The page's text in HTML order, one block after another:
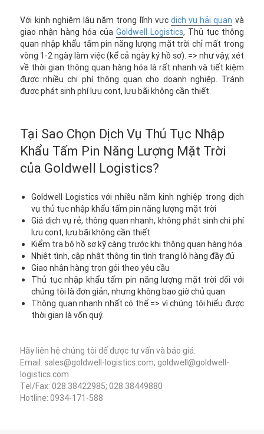
Với kinh nghiệm lâu năm trong lĩnh vực dịch vụ hải quan và
giao nhận hàng hóa của Goldwell Logistics, Thủ tục thông
quan nhập khẩu tấm pin năng lượng mặt trời chỉ mất trong
vòng 1-2 ngày làm việc (kể cả ngày ký hồ sơ). => như vậy, xét
về thời gian thông quan hàng hóa là rất nhanh và tiết kiệm
được nhiều chi phí thông quan cho doanh nghiệp. Tránh
đươc phát sinh phí lưu cont, lưu bãi không cần thiết.
Tại Sao Chọn Dịch Vụ Thủ Tục Nhập
Khẩu Tấm Pin Năng Lượng Mặt Trời
của Goldwell Logistics?
Goldwell Logistics với nhiều năm kinh nghiệp trong dịch
vụ thủ tục nhập khẩu tấm pin năng lượng mặt trời
Giá dịch vụ rẻ, thông quan nhanh, không phát sinh chi phí
lưu cont, lưu bãi không cần thiết
Kiểm tra bộ hồ sơ kỹ càng trước khi thông quan hàng hóa
Nhiệt tình, cập nhật thông tin tình trạng lô hàng đầy đủ
Giao nhận hàng trọn gói theo yêu cầu
Thủ tục nhập khẩu tấm pin năng lượng mặt trời đối với
chúng tôi là đơn giản, nhưng không bao giờ chủ quan.
Thông quan nhanh nhất có thể => vì chúng tôi hiểu được
thời gian là vốn quý.
Hãy liên hệ chúng tôi để được tư vấn và báo giá:
Email: sales@goldwell-logistics.com; goldwell@goldwell-
logistics.com
Tel/Fax: 028.38422985; 028.38449880
Hotline: 0934-171-588